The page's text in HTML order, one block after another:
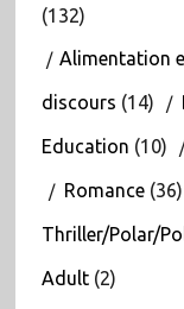
(132)
Alimentation
discours (14)
Education (10)
Romance(36)
Thriller/Polar/
Adult(2)